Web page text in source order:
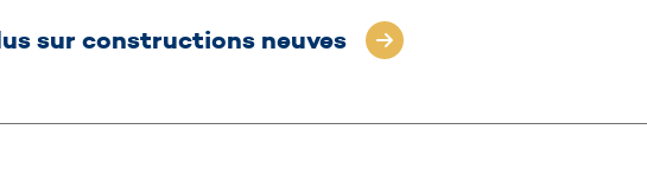
sur constructions neuves